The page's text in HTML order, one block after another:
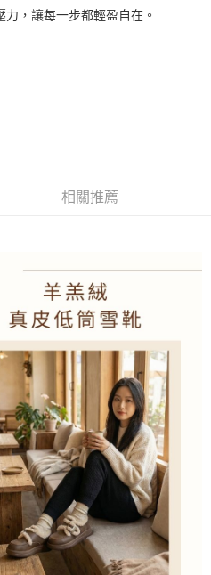
上)免運費
上)免運費
，讓每一步都輕盈自在。
相關推薦